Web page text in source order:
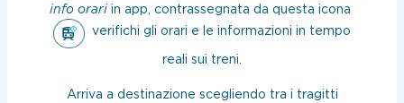
info orari in app, contrassegnata da questa icona
verifichi gli orari e le informazioni in tempo
reali sui treni.
Arriva a destinazione scegliendo tra i tragitti